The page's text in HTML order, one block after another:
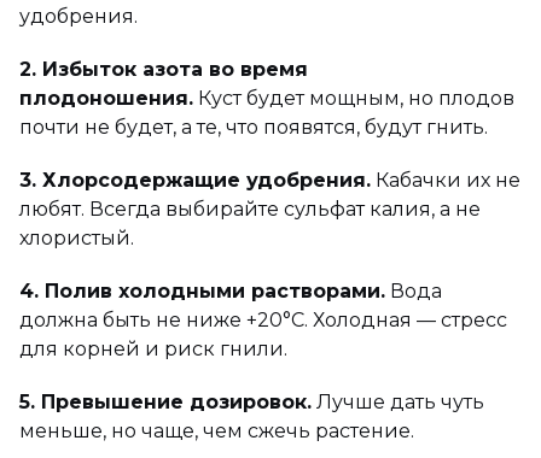
удобрения.
2. Избыток азота во время
плодоношения. Куст будет мощным, но плодов
почти не будет, а те, что появятся, будут гнить.
3. Хлорсодержащие удобрения. Кабачки их не
любят. Всегда выбирайте сульфат калия, а не
хлористый.
4. Полив холодными растворами. Вода
должна быть не ниже +20°C. Холодная — стресс
для корней и риск гнили.
5. Превышение дозировок. Лучше дать чуть
меньше, но чаще, чем сжечь растение.